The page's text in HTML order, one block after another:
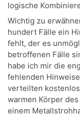
logische
Wichtig zu
hundert Fälle ein
fehlt, der es
betroffenen Fälle
habe ich mir die
fehlenden
verteilten
warmen Körper
einem